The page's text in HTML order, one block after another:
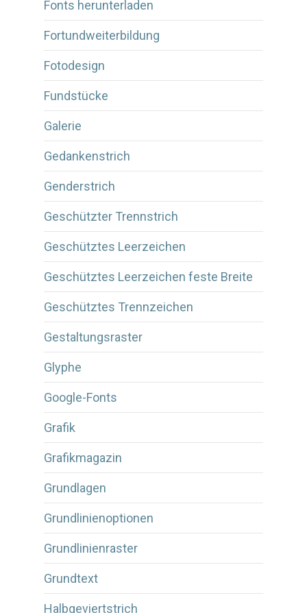
Fonts herunterladen
Fortundweiterbildung
Fotodesign
Fundstücke
Galerie
Gedankenstrich
Genderstrich
Geschützter Trennstrich
Geschütztes Leerzeichen
Geschütztes Leerzeichen feste Breite
Geschütztes Trennzeichen
Gestaltungsraster
Glyphe
Google-Fonts
Grafik
Grafikmagazin
Grundlagen
Grundlinienoptionen
Grundlinienraster
Grundtext
Halbgeviertstrich